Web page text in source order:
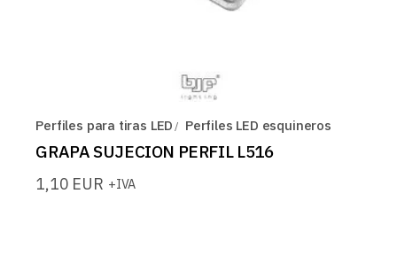
Perfiles para tiras LED Perfiles LED esquineros
GRAPA SUJECION PERFIL L516
1,10 EUR +IVA